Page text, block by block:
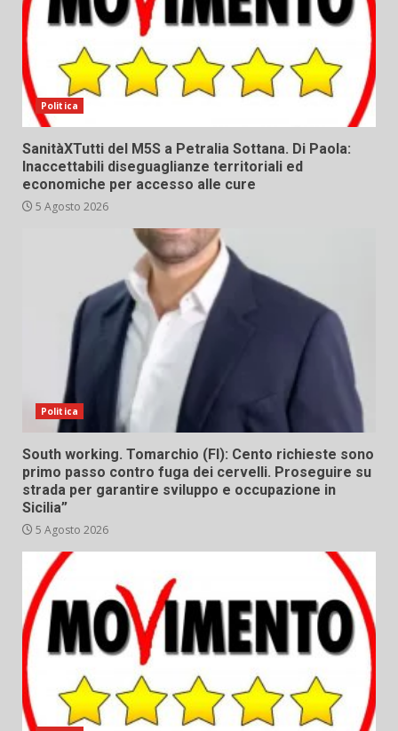
Politica
SanitàXTutti del M5S a Petralia Sottana. Di Paola:
Inaccettabili diseguaglianze territoriali ed
economiche per accesso alle cure
5 Agosto 2026
Politica
South working. Tomarchio (FI): Cento richieste sono
primo passo contro fuga dei cervelli. Proseguire su
strada per garantire sviluppo e occupazione in
Sicilia”
5 Agosto 2026